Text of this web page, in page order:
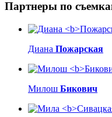
Партнеры по
Диана Пожарская
Милош Бикович